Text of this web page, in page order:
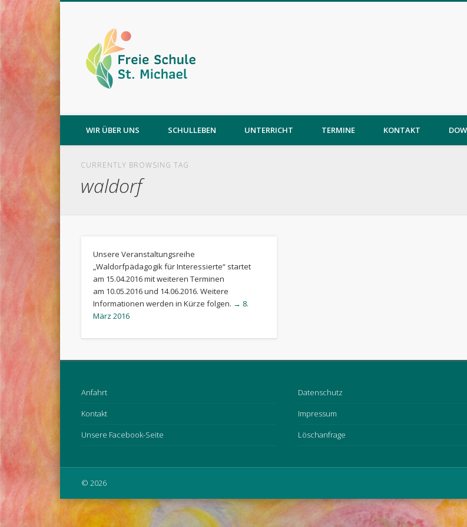
WIR ÜBER UNS SCHULLEBEN UNTERRICHT TERMINE KONTAKT
CURRENTLY BROWSING TAG
waldorf
Unsere Veranstaltungsreihe
„Waldorfpädagogik für Interessierte“ startet
am 15.04.2016 mit weiteren Terminen
am 10.05.2016 und 14.06.2016. Weitere
Informationen werden in Kürze folgen. → 8.
März 2016
Anfahrt
Kontakt
Unsere Facebook-Seite
Datenschutz
Impressum
Löschanfrage
© 2026